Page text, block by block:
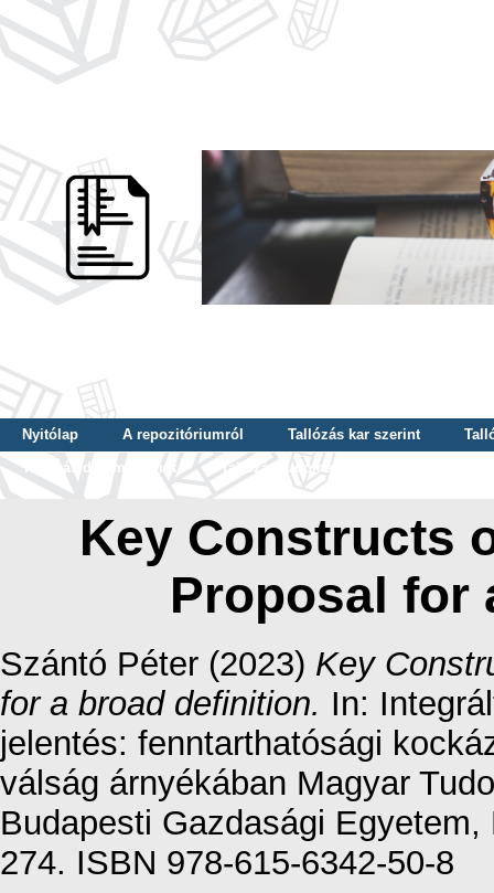
Nyitólap A repozitóriumról Tallózás kar szerint
Tallózás dátum szerint
Tallózás tudományterület szerint
Key Constructs
Proposal for
Szántó Péter (2023) Key
for a broad definition. In:
jelentés: fenntarthatósági
válság árnyékában Magyar
Budapesti Gazdasági
274. ISBN 978-615-6342-50-8